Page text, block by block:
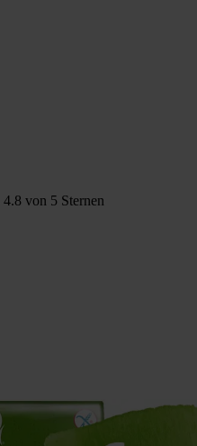
von 5 Sternen